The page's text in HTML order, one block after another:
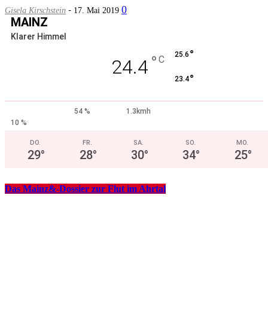
Gisela Kirschstein - 17. Mai 2019 0
MAINZ
Klarer Himmel
24.4 ° C 25.6 °
23.4°
54 %
1.3kmh
10 %
DO.
29°
FR.
28°
SA.
30°
SO.
34°
MO.
25°
Das Mainz&-Dossier zur Flut im Ahrtal